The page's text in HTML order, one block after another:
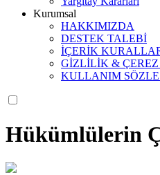
Kurumsal
HAKKIMIZDA
DESTEK TALEBİ
İÇERİK
GİZLİLİK &
KULLANIM
Hükümlülerin